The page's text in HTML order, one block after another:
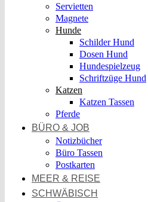
Servietten
Magnete
Hunde
Schilder Hund
Dosen Hund
Hundespielzeug
Schriftzüge Hund
Katzen
Katzen Tassen
Pferde
BÜRO & JOB
Notizbücher
Büro Tassen
Postkarten
MEER & REISE
SCHWÄBISCH